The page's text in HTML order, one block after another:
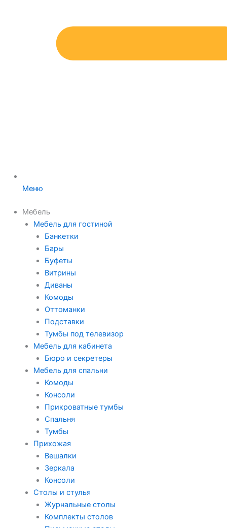
Меню
Мебель
Мебель для гостиной
Банкетки
Бары
Буфеты
Витрины
Диваны
Комоды
Оттоманки
Подставки
Тумбы под телевизор
Мебель для кабинета
Бюро и секретеры
Мебель для спальни
Комоды
Консоли
Прикроватные тумбы
Спальня
Тумбы
Прихожая
Вешалки
Зеркала
Консоли
Столы и стулья
Журнальные столы
Комплекты столов